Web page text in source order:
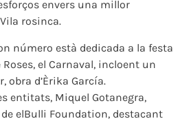
envers una millor
rosinca.
número està dedicada a la festa
el Carnaval, incloent un
obra d’Èrika García.
entitats, Miquel Gotanegra,
elBulli Foundation, destacant